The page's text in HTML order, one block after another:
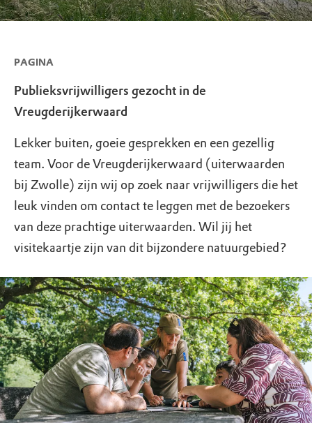
PAGINA
Publieksvrijwilligers gezocht in de
Vreugderijkerwaard
Lekker buiten, goeie gesprekken en een gezellig
team. Voor de Vreugderijkerwaard (uiterwaarden
bij Zwolle) zijn wij op zoek naar vrijwilligers die het
leuk vinden om contact te leggen met de bezoekers
van deze prachtige uiterwaarden. Wil jij het
visitekaartje zijn van dit bijzondere natuurgebied?